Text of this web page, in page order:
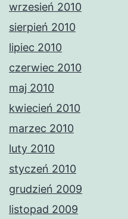
wrzesień 2010
sierpień 2010
lipiec 2010
czerwiec 2010
maj 2010
kwiecień 2010
marzec 2010
luty 2010
styczeń 2010
grudzień 2009
listopad 2009